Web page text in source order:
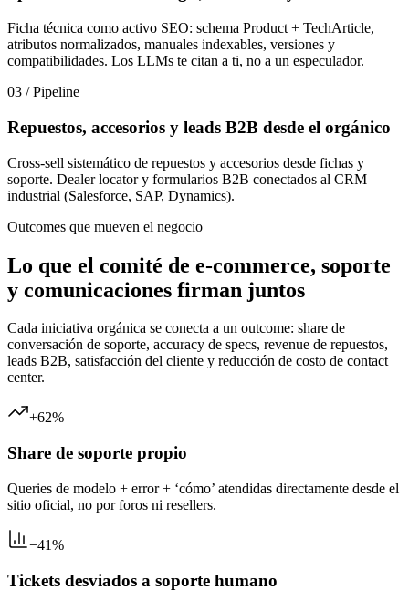
Ficha técnica como activo SEO: schema Product + TechArticle,
atributos normalizados, manuales indexables, versiones y
compatibilidades. Los LLMs te citan a ti, no a un especulador.
03 / Pipeline
Repuestos, accesorios y leads B2B desde el orgánico
Cross-sell sistemático de repuestos y accesorios desde fichas y
soporte. Dealer locator y formularios B2B conectados al CRM
industrial (Salesforce, SAP, Dynamics).
Outcomes que mueven el negocio
Lo que el comité de e-commerce, soporte
y comunicaciones firman juntos
Cada iniciativa orgánica se conecta a un outcome: share de
conversación de soporte, accuracy de specs, revenue de repuestos,
leads B2B, satisfacción del cliente y reducción de costo de contact
center.
+62%
Share de soporte propio
Queries de modelo + error + ‘cómo’ atendidas directamente desde el
sitio oficial, no por foros ni resellers.
−41%
Tickets desviados a soporte humano